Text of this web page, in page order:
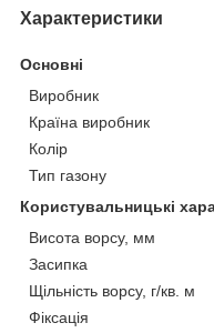
Характеристики
Основні
Виробник
Країна виробник
Колір
Тип газону
Користувальницькі
Висота ворсу, мм
Засипка
Щільність ворсу, г/кв. м
Фіксація